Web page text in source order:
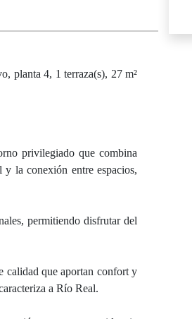
planta 4, 1 terraza(s), 27 m²
privilegiado que combina
la conexión entre espacios,
permitiendo disfrutar del
calidad que aportan confort y
a Río Real.